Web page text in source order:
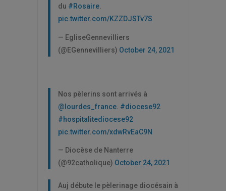
du #Rosaire.
pic.twitter.com/KZZDJSTv7S
— EgliseGennevilliers
(@EGennevilliers) October 24, 2021
Nos pèlerins sont arrivés à
@lourdes_france. #diocese92
#hospitalitediocese92
pic.twitter.com/xdwRvEaC9N
— Diocèse de Nanterre
(@92catholique) October 24, 2021
Auj débute le pèlerinage diocésain à